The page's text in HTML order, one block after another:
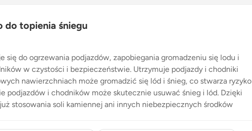
do topienia śniegu
się do ogrzewania podjazdów, zapobiegania gromadzeniu się lodu i
w czystości i bezpieczeństwie. Utrzymuje podjazdy i chodniki
nawierzchniach może gromadzić się lód i śnieg, co stwarza ryzyko
podjazdów i chodników może skutecznie usuwać śnieg i lód. Dzięki
stosowania soli kamiennej ani innych niebezpiecznych środków
związane z zimową pogodą. System nie wymaga konserwacji po